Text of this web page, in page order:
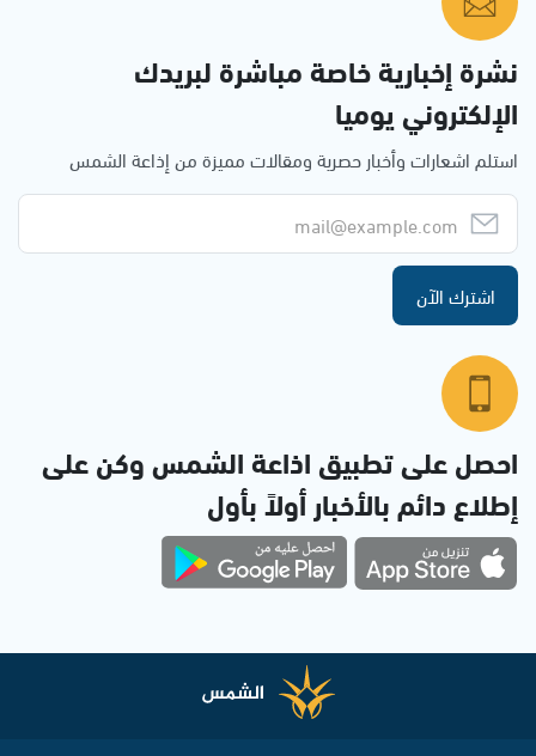
نشرة إخبارية خاصة مباشرة لبريدك
الإلكتروني يوميا
استلم اشعارات وأخبار حصرية ومقالات مميزة من إذاعة الشمس
اشترك الآن
احصل على تطبيق اذاعة الشمس وكن على
إطلاع دائم بالأخبار أولاً بأول